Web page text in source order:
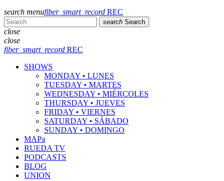
search menufiber_smart_record REC
search Search
close
close
fiber_smart_record REC
SHOWS
MONDAY • LUNES
TUESDAY • MARTES
WEDNESDAY • MIÉRCOLES
THURSDAY • JUEVES
FRIDAY • VIERNES
SATURDAY • SÁBADO
SUNDAY • DOMINGO
MAPa
RUEDA TV
PODCASTS
BLOG
UNION